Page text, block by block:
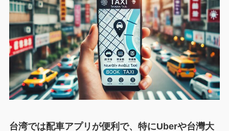
台湾では配車アプリが便利で、特にUberや台灣大